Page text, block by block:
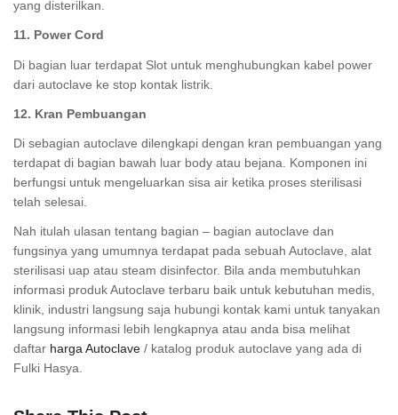
yang disterilkan.
11. Power Cord
Di bagian luar terdapat Slot untuk menghubungkan kabel power
dari autoclave ke stop kontak listrik.
12. Kran Pembuangan
Di sebagian autoclave dilengkapi dengan kran pembuangan yang
terdapat di bagian bawah luar body atau bejana. Komponen ini
berfungsi untuk mengeluarkan sisa air ketika proses sterilisasi
telah selesai.
Nah itulah ulasan tentang bagian – bagian autoclave dan
fungsinya yang umumnya terdapat pada sebuah Autoclave, alat
sterilisasi uap atau steam disinfector. Bila anda membutuhkan
informasi produk Autoclave terbaru baik untuk kebutuhan medis,
klinik, industri langsung saja hubungi kontak kami untuk tanyakan
langsung informasi lebih lengkapnya atau anda bisa melihat
daftar harga Autoclave / katalog produk autoclave yang ada di
Fulki Hasya.